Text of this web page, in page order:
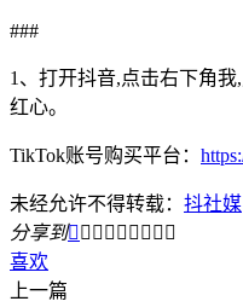
###
1、打开抖音,点击右下角
红心。
TikTok账号购买平台：
未经允许不得转载： 抖社媒
分享到        
喜欢
上一篇